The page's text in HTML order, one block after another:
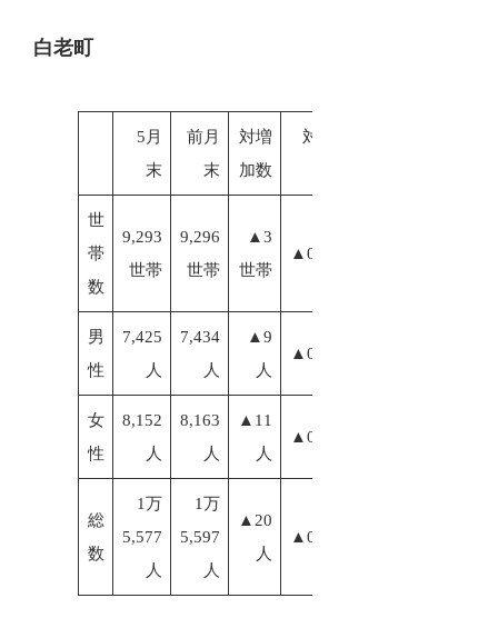
白老町
5月
末
前月
末
対増
加数
対増加
世
帯
数
9,293
世帯
9,296
世帯
▲3
世帯
▲0.03%
男
性
7,425
人
7,434
人
▲9
人
▲0.12%
女
性
8,152
人
8,163
人
▲11
人
▲0.13%
総
数
1万
5,577
人
1万
5,597
人
▲20
人
▲0.13%